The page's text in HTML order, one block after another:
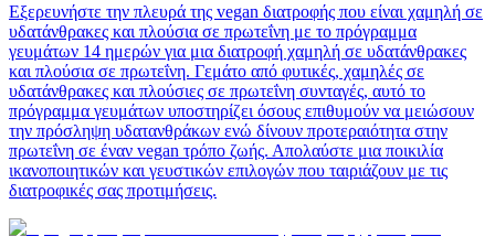
Εξερευνήστε την πλευρά της vegan διατροφής που είναι χαμηλή σε
υδατάνθρακες και πλούσια σε πρωτεΐνη με το πρόγραμμα
γευμάτων 14 ημερών για μια διατροφή χαμηλή σε υδατάνθρακες
και πλούσια σε πρωτεΐνη. Γεμάτο από φυτικές, χαμηλές σε
υδατάνθρακες και πλούσιες σε πρωτεΐνη συνταγές, αυτό το
πρόγραμμα γευμάτων υποστηρίζει όσους επιθυμούν να μειώσουν
την πρόσληψη υδατανθράκων ενώ δίνουν προτεραιότητα στην
πρωτεΐνη σε έναν vegan τρόπο ζωής. Απολαύστε μια ποικιλία
ικανοποιητικών και γευστικών επιλογών που ταιριάζουν με τις
διατροφικές σας προτιμήσεις.